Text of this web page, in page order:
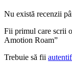
Nu există recenzii
Fii primul care scrii
Amotion Roam”
Trebuie să fii